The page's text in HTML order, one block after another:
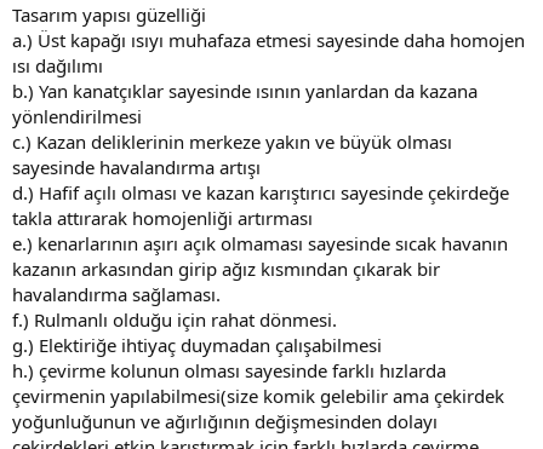
Tasarım yapısı güzelliği
a.) Üst kapağı ısıyı muhafaza etmesi sayesinde daha homojen
ısı dağılımı
b.) Yan kanatçıklar sayesinde ısının yanlardan da kazana
yönlendirilmesi
c.) Kazan deliklerinin merkeze yakın ve büyük olması
sayesinde havalandırma artışı
d.) Hafif açılı olması ve kazan karıştırıcı sayesinde çekirdeğe
takla attırarak homojenliği artırması
e.) kenarlarının aşırı açık olmaması sayesinde sıcak havanın
kazanın arkasından girip ağız kısmından çıkarak bir
havalandırma sağlaması.
f.) Rulmanlı olduğu için rahat dönmesi.
g.) Elektiriğe ihtiyaç duymadan çalışabilmesi
h.) çevirme kolunun olması sayesinde farklı hızlarda
çevirmenin yapılabilmesi(size komik gelebilir ama çekirdek
yoğunluğunun ve ağırlığının değişmesinden dolayı